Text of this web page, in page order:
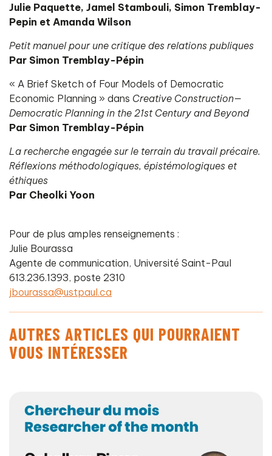
Julie Paquette, Jamel Stambouli, Simon Tremblay-
Pepin et Amanda Wilson
Petit manuel pour une critique des relations publiques
Par Simon Tremblay-Pépin
« A Brief Sketch of Four Models of Democratic
Economic Planning » dans Creative Construction—
Democratic Planning in the 21st Century and Beyond
Par Simon Tremblay-Pépin
La recherche engagée sur le terrain du travail précaire.
Réflexions méthodologiques, épistémologiques et
éthiques
Par Cheolki Yoon
Pour de plus amples renseignements :
Julie Bourassa
Agente de communication, Université Saint-Paul
613.236.1393, poste 2310
jbourassa@ustpaul.ca
AUTRES ARTICLES QUI POURRAIENT
VOUS INTÉRESSER